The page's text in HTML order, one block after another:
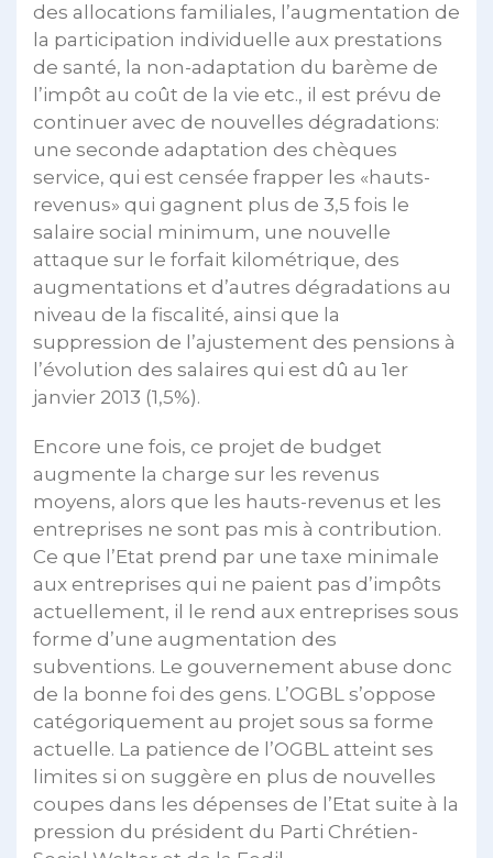
des allocations familiales, l’augmentation de
la participation individuelle aux prestations
de santé, la non-adaptation du barème de
l’impôt au coût de la vie etc., il est prévu de
continuer avec de nouvelles dégradations:
une seconde adaptation des chèques
service, qui est censée frapper les «hauts-
revenus» qui gagnent plus de 3,5 fois le
salaire social minimum, une nouvelle
attaque sur le forfait kilométrique, des
augmentations et d’autres dégradations au
niveau de la fiscalité, ainsi que la
suppression de l’ajustement des pensions à
l’évolution des salaires qui est dû au 1er
janvier 2013 (1,5%).
Encore une fois, ce projet de budget
augmente la charge sur les revenus
moyens, alors que les hauts-revenus et les
entreprises ne sont pas mis à contribution.
Ce que l’Etat prend par une taxe minimale
aux entreprises qui ne paient pas d’impôts
actuellement, il le rend aux entreprises sous
forme d’une augmentation des
subventions. Le gouvernement abuse donc
de la bonne foi des gens. L’OGBL s’oppose
catégoriquement au projet sous sa forme
actuelle. La patience de l’OGBL atteint ses
limites si on suggère en plus de nouvelles
coupes dans les dépenses de l’Etat suite à la
pression du président du Parti Chrétien-